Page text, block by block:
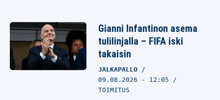
Gianni Infantinon asema
tulilinjalla – FIFA iski
takaisin
JALKAPALLO
09.08.2026 - 12:05
TOIMITUS